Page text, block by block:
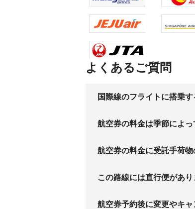
よくあるご質問
国際線のフライトに搭乗
航空券の料金は季節によっ
航空券の料金に受託手荷
この路線には直行便があり
航空券予約後に変更やキ